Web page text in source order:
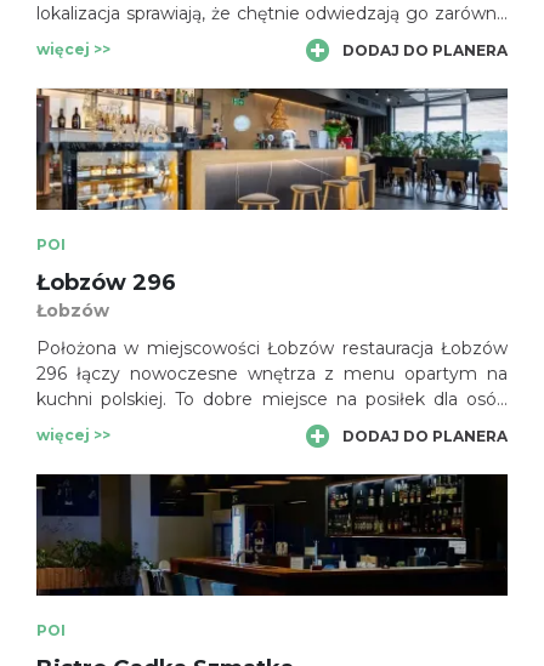
lokalizacja sprawiają, że chętnie odwiedzają go zarówno
mieszkańcy, jak i osoby przejeżdżające przez miasto.
więcej >> DODAJ DO PLANERA
POI
Łobzów 296
Łobzów
Położona w miejscowości Łobzów restauracja Łobzów
296 łączy nowoczesne wnętrza z menu opartym na
kuchni polskiej. To dobre miejsce na posiłek dla osób
odkrywających atrakcje Wolbromia i Jury Krakowsko-
Częstochowskiej.
więcej >> DODAJ DO PLANERA
POI